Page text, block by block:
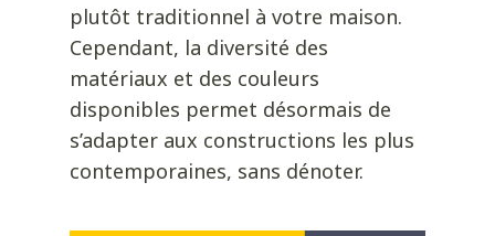
plutôt traditionnel à votre maison.
Cependant, la diversité des
matériaux et des couleurs
disponibles permet désormais de
s’adapter aux constructions les plus
contemporaines, sans dénoter.